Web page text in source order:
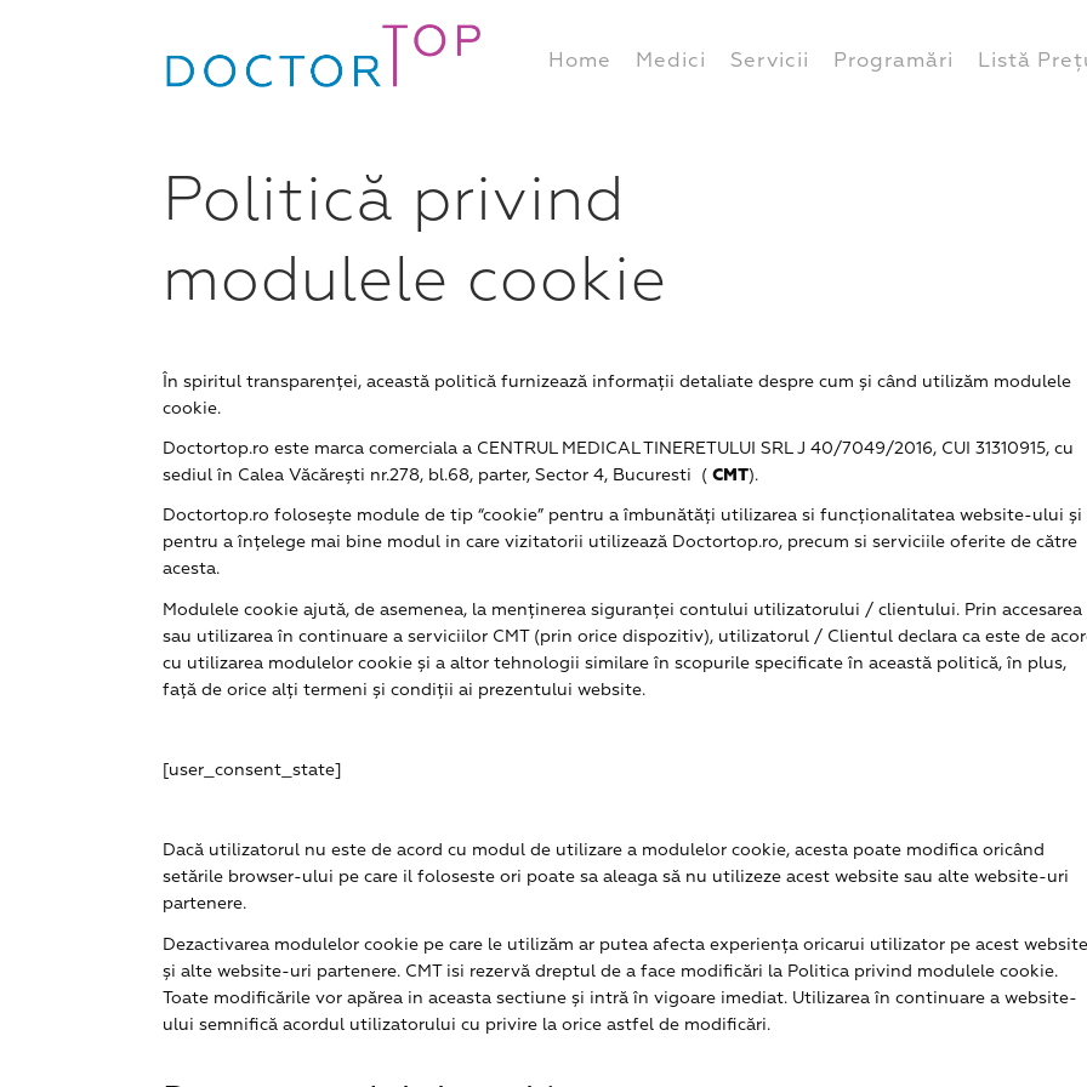
Home Medici Servicii Programări Listă
Politică privind
modulele cookie
În spiritul transparenței, această politică furnizează informații detaliate despre cum și când utilizăm modulele
cookie.
Doctortop.ro este marca comerciala a CENTRUL MEDICAL TINERETULUI SRL J 40/7049/2016, CUI 31310915, cu
sediul în Calea Văcărești nr.278, bl.68, parter, Sector 4, Bucuresti (CMT).
Doctortop.ro folosește module de tip “cookie” pentru a îmbunătăți utilizarea si funcționalitatea website-ului și
pentru a înțelege mai bine modul in care vizitatorii utilizează Doctortop.ro, precum si serviciile oferite de către
acesta.
Modulele cookie ajută, de asemenea, la menținerea siguranței contului utilizatorului / clientului. Prin accesarea
sau utilizarea în continuare a serviciilor CMT (prin orice dispozitiv), utilizatorul / Clientul declara ca este de
cu utilizarea modulelor cookie și a altor tehnologii similare în scopurile specificate în această politică, în plus,
față de orice alți termeni și condiții ai prezentului website.
[user_consent_state]
Dacă utilizatorul nu este de acord cu modul de utilizare a modulelor cookie, acesta poate modifica oricând
setările browser-ului pe care il foloseste ori poate sa aleaga să nu utilizeze acest website sau alte website-uri
partenere.
Dezactivarea modulelor cookie pe care le utilizăm ar putea afecta experiența oricarui utilizator pe acest
și alte website-uri partenere. CMT isi rezervă dreptul de a face modificări la Politica privind modulele cookie.
Toate modificările vor apărea in aceasta sectiune și intră în vigoare imediat. Utilizarea în continuare a website-
ului semnifică acordul utilizatorului cu privire la orice astfel de modificări.